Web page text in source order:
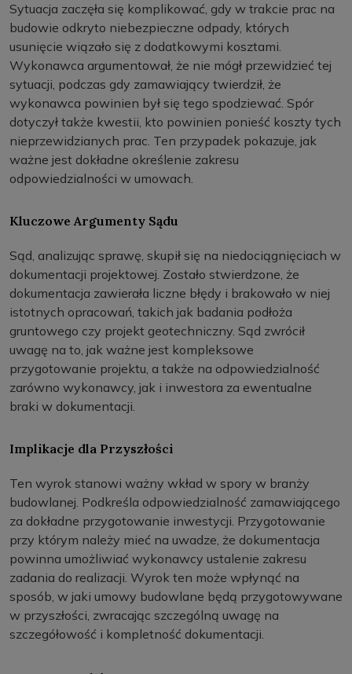
Sytuacja zaczęła się komplikować, gdy w trakcie prac na
budowie odkryto niebezpieczne odpady, których
usunięcie wiązało się z dodatkowymi kosztami.
Wykonawca argumentował, że nie mógł przewidzieć tej
sytuacji, podczas gdy zamawiający twierdził, że
wykonawca powinien był się tego spodziewać. Spór
dotyczył także kwestii, kto powinien ponieść koszty tych
nieprzewidzianych prac. Ten przypadek pokazuje, jak
ważne jest dokładne określenie zakresu
odpowiedzialności w umowach.
Kluczowe Argumenty Sądu
Sąd, analizując sprawę, skupił się na niedociągnięciach w
dokumentacji projektowej. Zostało stwierdzone, że
dokumentacja zawierała liczne błędy i brakowało w niej
istotnych opracowań, takich jak badania podłoża
gruntowego czy projekt geotechniczny. Sąd zwrócił
uwagę na to, jak ważne jest kompleksowe
przygotowanie projektu, a także na odpowiedzialność
zarówno wykonawcy, jak i inwestora za ewentualne
braki w dokumentacji.
Implikacje dla Przyszłości
Ten wyrok stanowi ważny wkład w spory w branży
budowlanej. Podkreśla odpowiedzialność zamawiającego
za dokładne przygotowanie inwestycji. Przygotowanie
przy którym należy mieć na uwadze, że dokumentacja
powinna umożliwiać wykonawcy ustalenie zakresu
zadania do realizacji. Wyrok ten może wpłynąć na
sposób, w jaki umowy budowlane będą przygotowywane
w przyszłości, zwracając szczególną uwagę na
szczegółowość i kompletność dokumentacji.